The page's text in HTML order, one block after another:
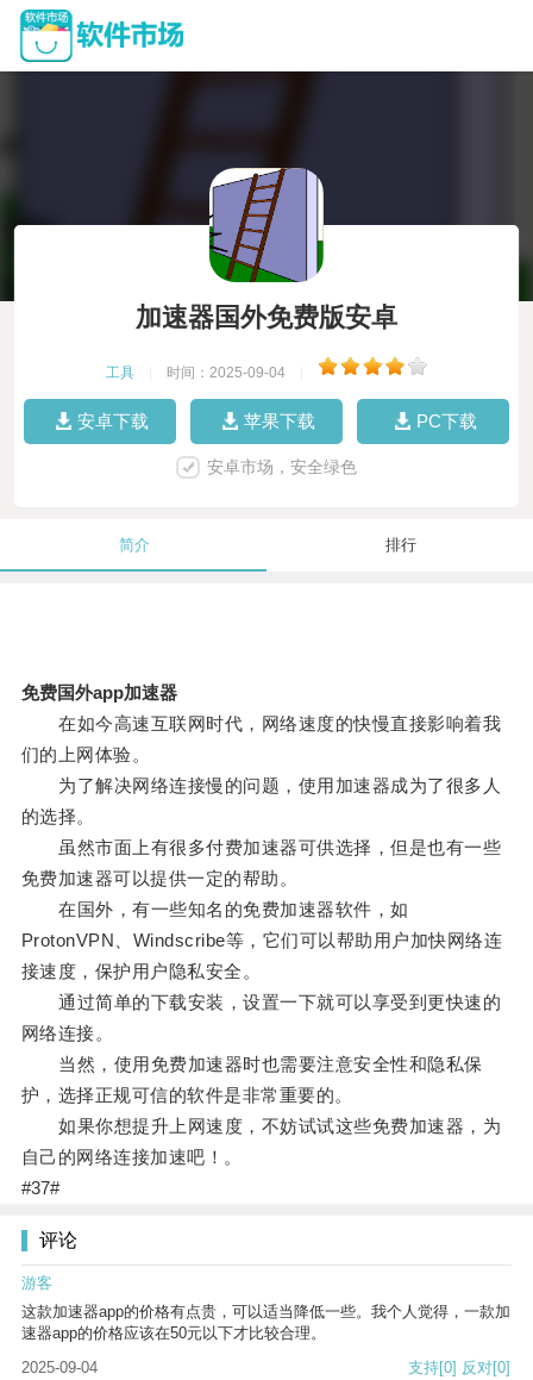
加速器国外免费版安卓
工具 时间：2025-09-04
安卓下载 苹果下载 PC下载
安卓市场，安全绿色
简介 排行
免费国外app加速器
在如今高速互联网时代，网络速度的快慢直接影响着我
们的上网体验。
为了解决网络连接慢的问题，使用加速器成为了很多人
的选择。
虽然市面上有很多付费加速器可供选择，但是也有一些
免费加速器可以提供一定的帮助。
在国外，有一些知名的免费加速器软件，如
ProtonVPN、Windscribe等，它们可以帮助用户加快网络连
接速度，保护用户隐私安全。
通过简单的下载安装，设置一下就可以享受到更快速的
网络连接。
当然，使用免费加速器时也需要注意安全性和隐私保
护，选择正规可信的软件是非常重要的。
如果你想提升上网速度，不妨试试这些免费加速器，为
自己的网络连接加速吧！。
#37#
评论
游客
这款加速器app的价格有点贵，可以适当降低一些。我个人觉得，一款加
速器app的价格应该在50元以下才比较合理。
2025-09-04
支持[0] 反对[0]